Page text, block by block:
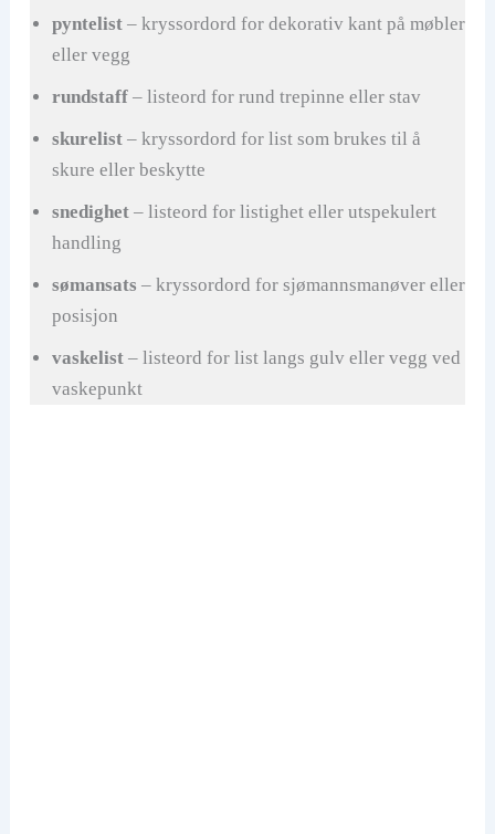
pyntelist– kryssordord for dekorativ kant på møbler
eller vegg
rundstaff– listeord for rund trepinne eller stav
skurelist– kryssordord for list som brukes til å
skure eller beskytte
snedighet– listeord for listighet eller utspekulert
handling
sømansats – kryssordord for sjømannsmanøver eller
posisjon
vaskelist– listeord for list langs gulv eller vegg ved
vaskepunkt